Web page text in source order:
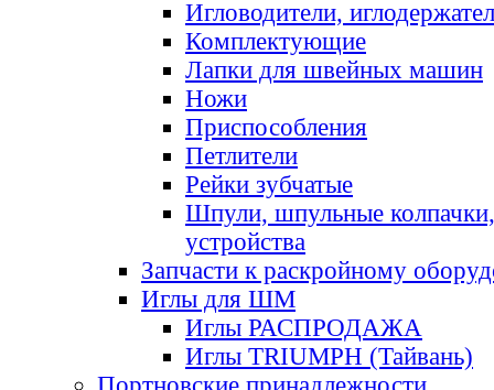
Игловодители,
Комплектующие
Лапки для швейных машин
Ножи
Приспособления
Петлители
Рейки зубчатые
Шпули, шпульные
устройства
Запчасти к раскройному
Иглы для ШМ
Иглы РАСПРОДАЖА
Иглы TRIUMPH (Тайвань)